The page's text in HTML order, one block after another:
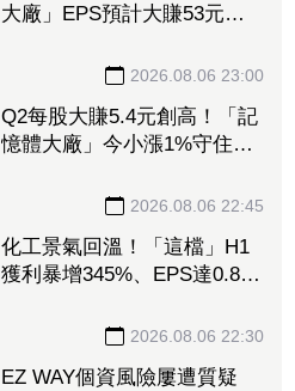
大廠」EPS預計大賺53元
2026.08.06 23:00
Q2每股大賺5.4元創高！「記
憶體大廠」今小漲1%守住連
抱回7549萬元 2026.08.06 22:45
化工景氣回溫！「這檔」H1
獲利暴增345%、EPS達0.89
2026.08.06 22:30
EZ WAY個資風險屢遭質疑